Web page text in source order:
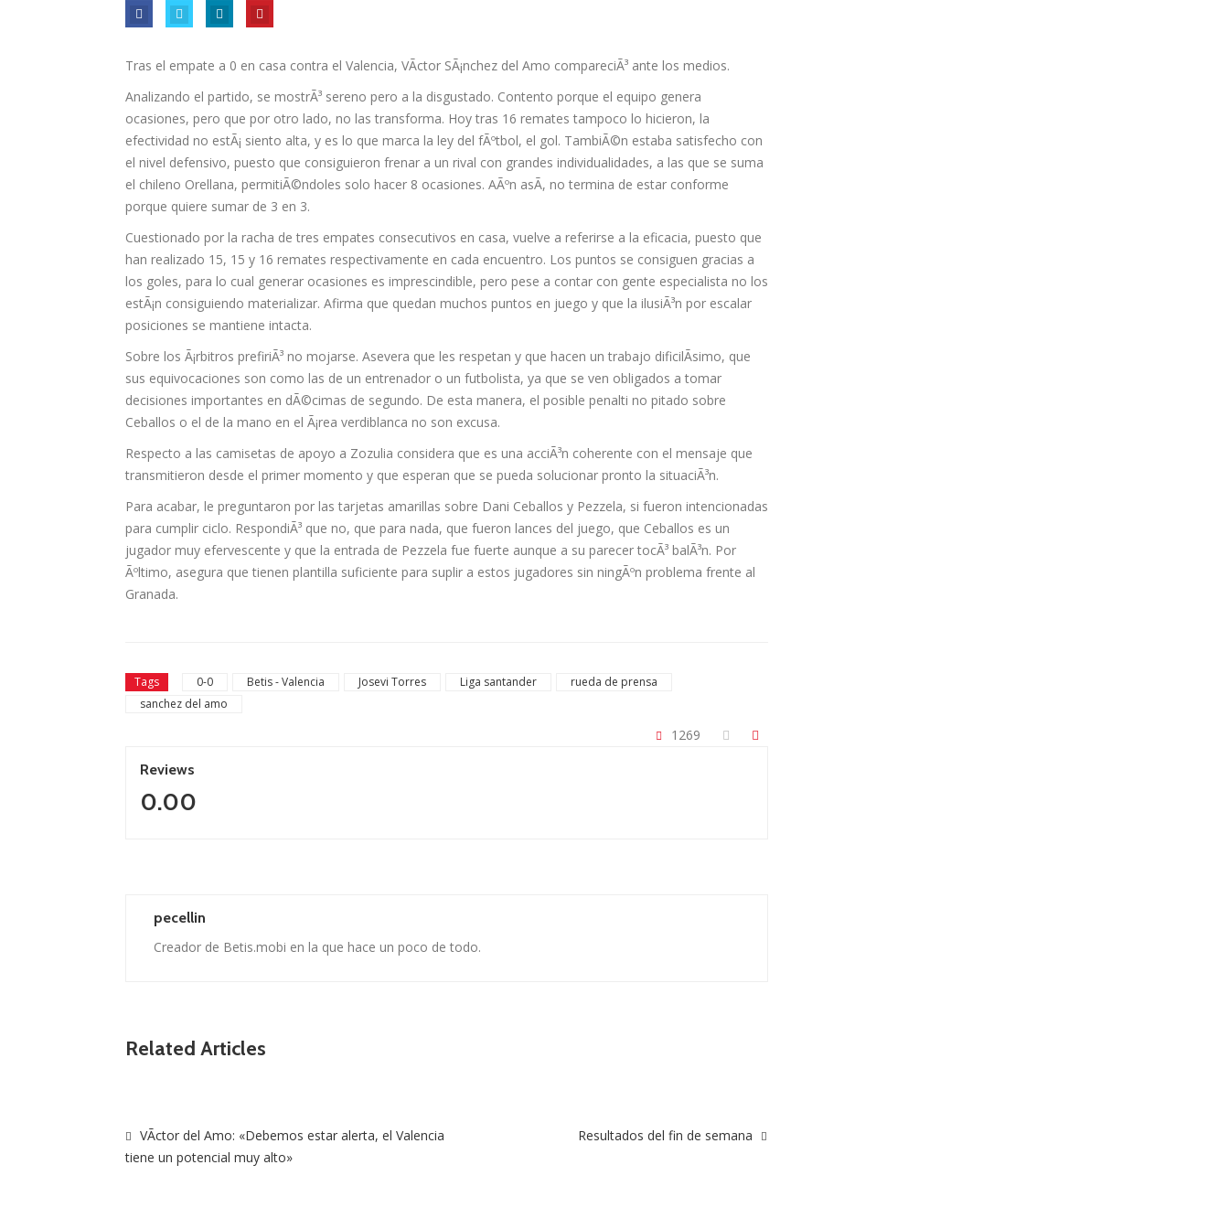
Tras el empate a 0 en casa contra el Valencia, VÃ­ctor SÃ¡nchez del Amo compareciÃ³ ante los medios.
Analizando el partido, se mostrÃ³ sereno pero a la disgustado. Contento porque el equipo genera
ocasiones, pero que por otro lado, no las transforma. Hoy tras 16 remates tampoco lo hicieron, la
efectividad no estÃ¡ siento alta, y es lo que marca la ley del fÃºtbol, el gol. TambiÃ©n estaba satisfecho con
el nivel defensivo, puesto que consiguieron frenar a un rival con grandes individualidades, a las que se suma
el chileno Orellana, permitiÃ©ndoles solo hacer 8 ocasiones. AÃºn asÃ­, no termina de estar conforme
porque quiere sumar de 3 en 3.
Cuestionado por la racha de tres empates consecutivos en casa, vuelve a referirse a la eficacia, puesto que
han realizado 15, 15 y 16 remates respectivamente en cada encuentro. Los puntos se consiguen gracias a
los goles, para lo cual generar ocasiones es imprescindible, pero pese a contar con gente especialista no los
estÃ¡n consiguiendo materializar. Afirma que quedan muchos puntos en juego y que la ilusiÃ³n por escalar
posiciones se mantiene intacta.
Sobre los Ã¡rbitros prefiriÃ³ no mojarse. Asevera que les respetan y que hacen un trabajo dificilÃ­simo, que
sus equivocaciones son como las de un entrenador o un futbolista, ya que se ven obligados a tomar
decisiones importantes en dÃ©cimas de segundo. De esta manera, el posible penalti no pitado sobre
Ceballos o el de la mano en el Ã¡rea verdiblanca no son excusa.
Respecto a las camisetas de apoyo a Zozulia considera que es una acciÃ³n coherente con el mensaje que
transmitieron desde el primer momento y que esperan que se pueda solucionar pronto la situaciÃ³n.
Para acabar, le preguntaron por las tarjetas amarillas sobre Dani Ceballos y Pezzela, si fueron intencionadas
para cumplir ciclo. RespondiÃ³ que no, que para nada, que fueron lances del juego, que Ceballos es un
jugador muy efervescente y que la entrada de Pezzela fue fuerte aunque a su parecer tocÃ³ balÃ³n. Por
Ãºltimo, asegura que tienen plantilla suficiente para suplir a estos jugadores sin ningÃºn problema frente al
Granada.
Tags 0-0 Betis - Valencia Josevi Torres Liga santander
rueda de prensa
sanchez del amo
1269
Reviews
0.00
pecellin
Creador de Betis.mobi en la que hace un poco de todo.
Related Articles
VÃ­ctor del Amo: «Debemos estar alerta, el Valencia
tiene un potencial muy alto»
Resultados del fin de semana